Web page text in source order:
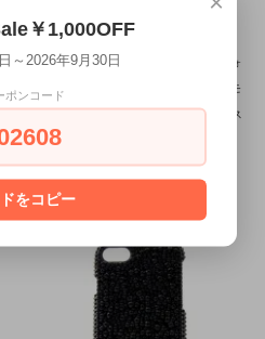
■スマートフォン全機種対応■スマートフォ
ン手帳ケース×スワロフスキー ジュエルモ
デルプレミアム ティアラ ホワイト×クリス
￥1,000OFF
～2026年9月30日
ポンコード
をコピー